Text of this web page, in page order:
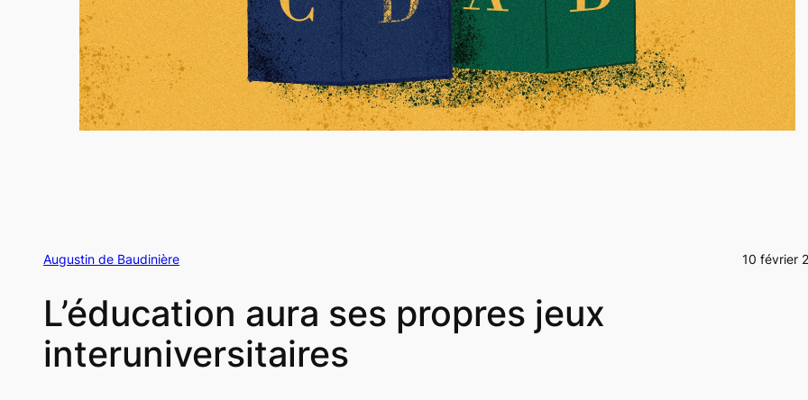
Augustin de Baudinière 10 février
L’éducation aura ses propres jeux
interuniversitaires